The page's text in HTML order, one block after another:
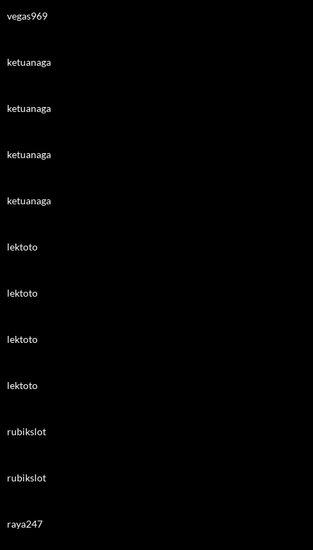
vegas969
ketuanaga
ketuanaga
ketuanaga
ketuanaga
lektoto
lektoto
lektoto
lektoto
rubikslot
rubikslot
raya247